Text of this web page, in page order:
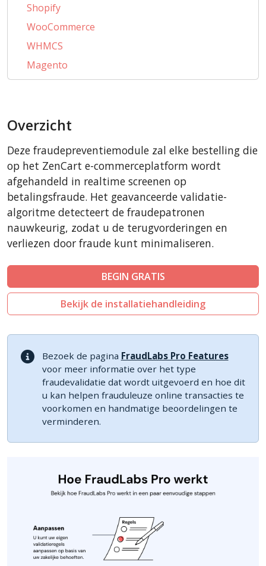
Shopify
WooCommerce
WHMCS
Magento
PrestaShop
AbanteCart
LiteCart
ZenCart
PinnacleCart
FoxyCart
Easy Digital Downloads
Ecwid by Lightspeed
WISECP
ThirtyBees
Shopware
Sylius
Overzicht
Deze fraudepreventiemodule zal elke bestelling die
op het ZenCart e-commerceplatform wordt
afgehandeld in realtime screenen op
betalingsfraude. Het geavanceerde validatie-
algoritme detecteert de fraudepatronen
nauwkeurig, zodat u de terugvorderingen en
verliezen door fraude kunt minimaliseren.
BEGIN GRATIS
Bekijk de installatiehandleiding
Bezoek de pagina FraudLabs Pro Features
voor meer informatie over het type
fraudevalidatie dat wordt uitgevoerd en hoe dit
u kan helpen frauduleuze online transacties te
voorkomen en handmatige beoordelingen te
verminderen.